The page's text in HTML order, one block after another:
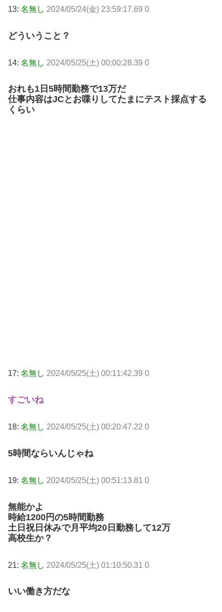
13: 名無し 2024/05/24(金) 23:59:17.69 0
どういうこと？
14: 名無し 2024/05/25(土) 00:00:28.39 0
おれも1日5時間勤務で13万だ
仕事内容はJCとお喋りしてたまにテスト採点する
くらい
17: 名無し 2024/05/25(土) 00:11:42.39 0
すごいね
18: 名無し 2024/05/25(土) 00:20:47.22 0
5時間ならいんじゃね
19: 名無し 2024/05/25(土) 00:51:13.81 0
無能かよ
時給1200円の5時間勤務
土日祝日休みで月平均20日勤務して12万
高校生か？
21: 名無し 2024/05/25(土) 01:10:50.31 0
いい働き方だな